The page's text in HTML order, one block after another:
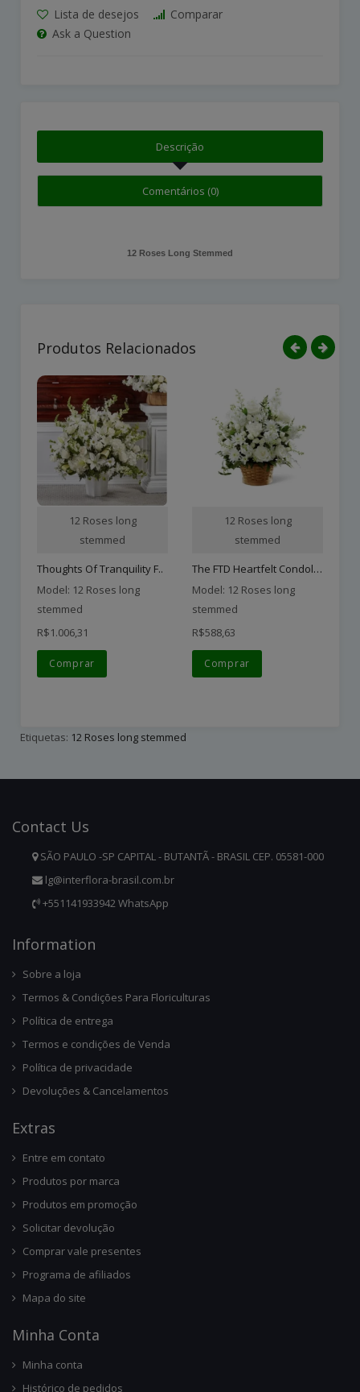
Lista de desejos
Comparar
Ask a Question
Descrição
Comentários (0)
12 Roses Long Stemmed
Produtos Relacionados
12 Roses long
stemmed
Thoughts Of Tranquility F..
Model: 12 Roses long
stemmed
R$1.006,31
Comprar
12 Roses long
stemmed
The FTD Heartfelt Condole..
Model: 12 Roses long
stemmed
R$588,63
Comprar
Etiquetas: 12 Roses long stemmed
Contact Us
SÃO PAULO -SP CAPITAL - BUTANTÃ - BRASIL CEP. 05581-000
lg@interflora-brasil.com.br
+551141933942 WhatsApp
InforMation
Sobre a loja
Termos & Condições Para Floriculturas
Política de entrega
Termos e condições de Venda
Política de privacidade
Devoluções & Cancelamentos
ExtRas
Entre em contato
Produtos por marca
Produtos em promoção
Solicitar devolução
Comprar vale presentes
Programa de afiliados
Mapa do site
Minha Conta
Minha conta
Histórico de pedidos